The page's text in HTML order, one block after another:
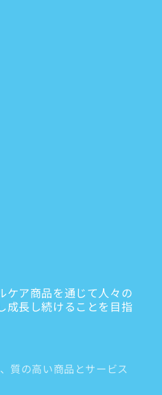
ケア商品を通じて人々の
成長し続けることを目指
質の高い商品とサービス